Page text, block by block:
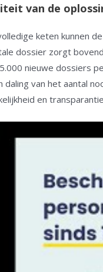
van de
keten kunnen
dossier zorgt
nieuwe dossiers
daling van het aantal
en